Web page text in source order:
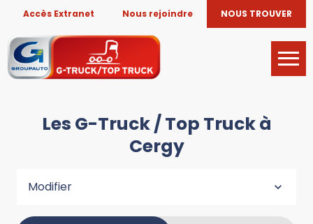
Accès Extranet Nous rejoindre NOUS TROUVER
Les G-Truck / Top Truck à
Cergy
Modifier